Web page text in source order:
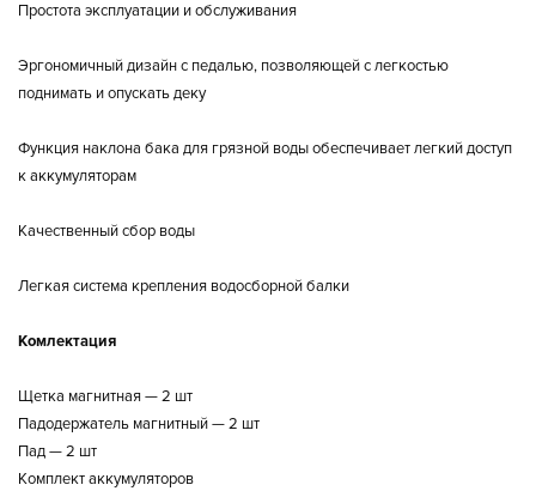
Простота эксплуатации и обслуживания
Эргономичный дизайн с педалью, позволяющей с легкостью
поднимать и опускать деку
Функция наклона бака для грязной воды обеспечивает легкий доступ
к аккумуляторам
Качественный сбор воды
Легкая система крепления водосборной балки
Комлектация
Щетка магнитная — 2 шт
Падодержатель магнитный — 2 шт
Пад — 2 шт
Комплект аккумуляторов